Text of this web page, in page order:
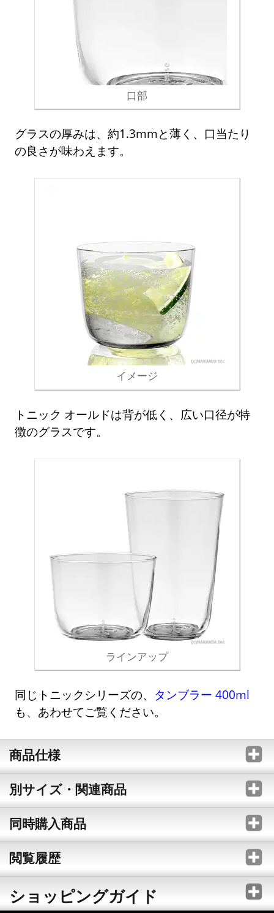
口部
グラスの厚みは、約1.3mmと薄く、口当たり
の良さが味わえます。
イメージ
トニック オールドは背が低く、広い口径が特
徴のグラスです。
ラインアップ
同じトニックシリーズの、 タンブラー 400ml
も、あわせてご覧ください。
商品仕様
別サイズ・関連商品
同時購入商品
閲覧履歴
ショッピングガイド